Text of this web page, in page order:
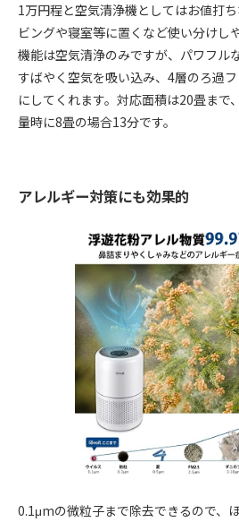
1万円程と空気清浄機としてはお値打
ビングや寝室等に置くなど使い分けし
機能は空気清浄のみですが、パワフル
すばやく空気を吸い込み、4層のろ過
にしてくれます。対応面積は20畳まで
量時に8畳の場合13分です。
アレルギー対策にも効果的
0.1μmの微粒子まで除去できるので、